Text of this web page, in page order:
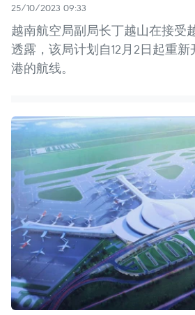
25/10/2023 09:33
越南航空局副局长丁越山在接受
透露，该局计划自12月2日起重
港的航线。